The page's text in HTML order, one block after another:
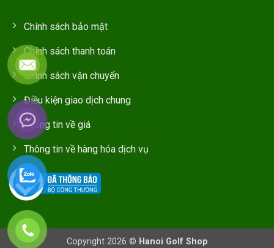
Chính sách bảo mật
Chính sách thanh toán
Chính sách vận chuyển
Điều kiện giao dịch chung
Thông tin về giá
Thông tin về hàng hóa dịch vụ
Copyright 2026 © Hanoi Golf Shop